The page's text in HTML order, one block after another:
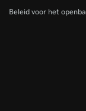
Beleid voor het